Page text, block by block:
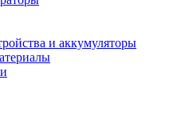
и аккумуляторы